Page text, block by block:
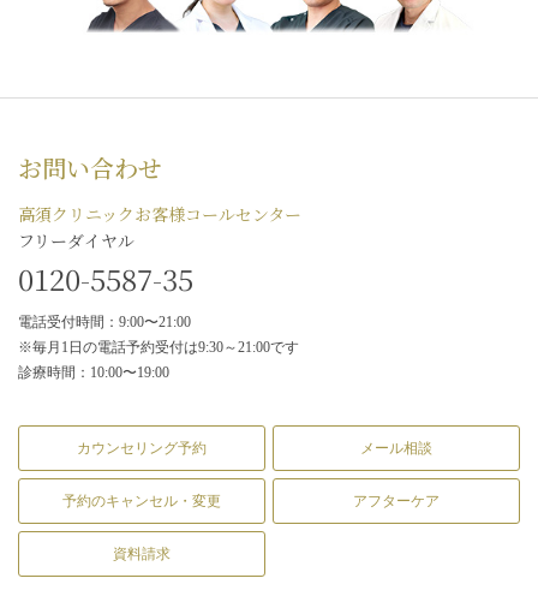
お問い合わせ
高須クリニックお客様コールセンター
フリーダイヤル
0120-5587-35
電話受付時間：9:00〜21:00
※毎月1日の電話予約受付は9:30～21:00です
診療時間：10:00〜19:00
カウンセリング予約 メール相談
予約のキャンセル・変更 アフターケア
資料請求